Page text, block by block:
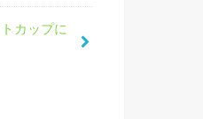
カップに